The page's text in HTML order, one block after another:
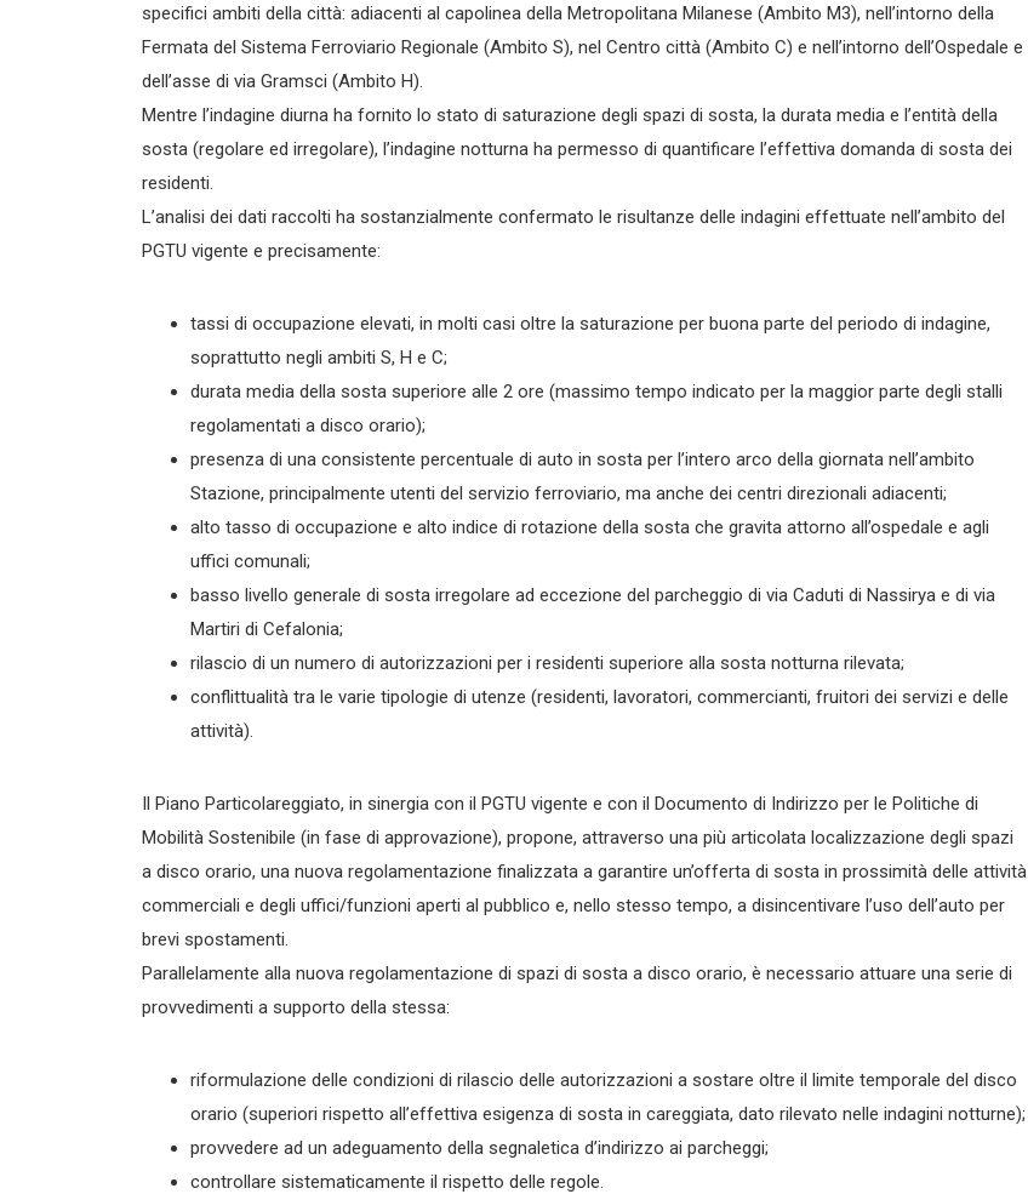
specifici ambiti della città: adiacenti al capolinea della Metropolitana Milanese (Ambito M3), nell’intorno della
Fermata del Sistema Ferroviario Regionale (Ambito S), nel Centro città (Ambito C) e nell’intorno dell’Ospedale e
dell’asse di via Gramsci (Ambito H).
Mentre l’indagine diurna ha fornito lo stato di saturazione degli spazi di sosta, la durata media e l’entità della
sosta (regolare ed irregolare), l’indagine notturna ha permesso di quantificare l’effettiva domanda di sosta dei
residenti.
L’analisi dei dati raccolti ha sostanzialmente confermato le risultanze delle indagini effettuate nell’ambito del
PGTU vigente e precisamente:
tassi di occupazione elevati, in molti casi oltre la saturazione per buona parte del periodo di indagine,
soprattutto negli ambiti S, H e C;
durata media della sosta superiore alle 2 ore (massimo tempo indicato per la maggior parte degli stalli
regolamentati a disco orario);
presenza di una consistente percentuale di auto in sosta per l’intero arco della giornata nell’ambito
Stazione, principalmente utenti del servizio ferroviario, ma anche dei centri direzionali adiacenti;
alto tasso di occupazione e alto indice di rotazione della sosta che gravita attorno all’ospedale e agli
uffici comunali;
basso livello generale di sosta irregolare ad eccezione del parcheggio di via Caduti di Nassirya e di via
Martiri di Cefalonia;
rilascio di un numero di autorizzazioni per i residenti superiore alla sosta notturna rilevata;
conflittualità tra le varie tipologie di utenze (residenti, lavoratori, commercianti, fruitori dei servizi e delle
attività).
Il Piano Particolareggiato, in sinergia con il PGTU vigente e con il Documento di Indirizzo per le Politiche di
Mobilità Sostenibile (in fase di approvazione), propone, attraverso una più articolata localizzazione degli spazi
a disco orario, una nuova regolamentazione finalizzata a garantire un’offerta di sosta in prossimità delle attività
commerciali e degli uffici/funzioni aperti al pubblico e, nello stesso tempo, a disincentivare l’uso dell’auto per
brevi spostamenti.
Parallelamente alla nuova regolamentazione di spazi di sosta a disco orario, è necessario attuare una serie di
provvedimenti a supporto della stessa:
riformulazione delle condizioni di rilascio delle autorizzazioni a sostare oltre il limite temporale del disco
orario (superiori rispetto all’effettiva esigenza di sosta in careggiata, dato rilevato nelle indagini notturne);
provvedere ad un adeguamento della segnaletica d’indirizzo ai parcheggi;
controllare sistematicamente il rispetto delle regole.